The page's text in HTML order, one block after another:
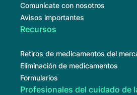
Comunícate con nosotros
Avisos importantes
Recursos
Retiros de medicamentos del
Eliminación de medicamentos
Formularios
Profesionales del cuidado de